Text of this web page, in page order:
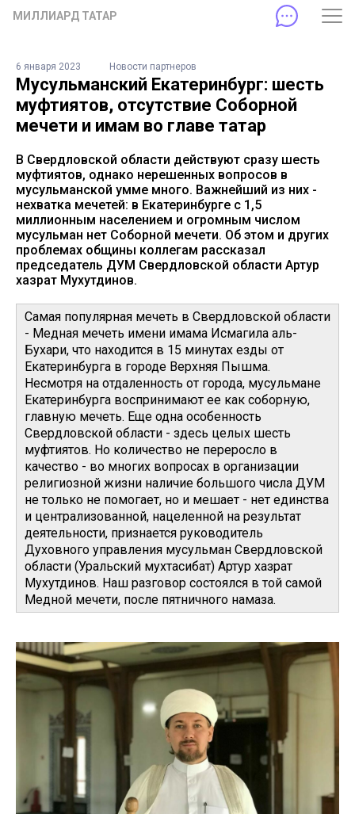
МИЛЛИАРД ТАТАР
6 января 2023 Новости партнеров
Мусульманский Екатеринбург: шесть
муфтиятов, отсутствие Соборной
мечети и имам во главе татар
В Свердловской области действуют сразу шесть
муфтиятов, однако нерешенных вопросов в
мусульманской умме много. Важнейший из них -
нехватка мечетей: в Екатеринбурге с 1,5
миллионным населением и огромным числом
мусульман нет Соборной мечети. Об этом и других
проблемах общины коллегам рассказал
председатель ДУМ Свердловской области Артур
хазрат Мухутдинов.
Самая популярная мечеть в Свердловской области
- Медная мечеть имени имама Исмагила аль-
Бухари, что находится в 15 минутах езды от
Екатеринбурга в городе Верхняя Пышма.
Несмотря на отдаленность от города, мусульмане
Екатеринбурга воспринимают ее как соборную,
главную мечеть. Еще одна особенность
Свердловской области - здесь целых шесть
муфтиятов. Но количество не переросло в
качество - во многих вопросах в организации
религиозной жизни наличие большого числа ДУМ
не только не помогает, но и мешает - нет единства
и централизованной, нацеленной на результат
деятельности, признается руководитель
Духовного управления мусульман Свердловской
области (Уральский мухтасибат) Артур хазрат
Мухутдинов. Наш разговор состоялся в той самой
Медной мечети, после пятничного намаза.